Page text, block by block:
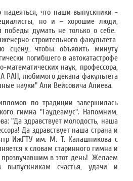
что наши выпускники -
но и – хорошие люди,
победы думать не только о себе.
строительного факультета
сцену, чтобы объявить минуту
погибшего в автокатастрофе
наук, профессора,
РАН, любимого декана факультета
науки" Али Вейсовича Алиева.
по традиции завершилась
гимна "Гаудеамус". Напомним,
"Да здравствует молодость, наша
Да здравствует наша страна и
ИжГТУ им. М. Т. Калашникова с
к словам старинного гимна и
прозвучавшим в этот день! Желаем
выпускникам счастья, удачи и